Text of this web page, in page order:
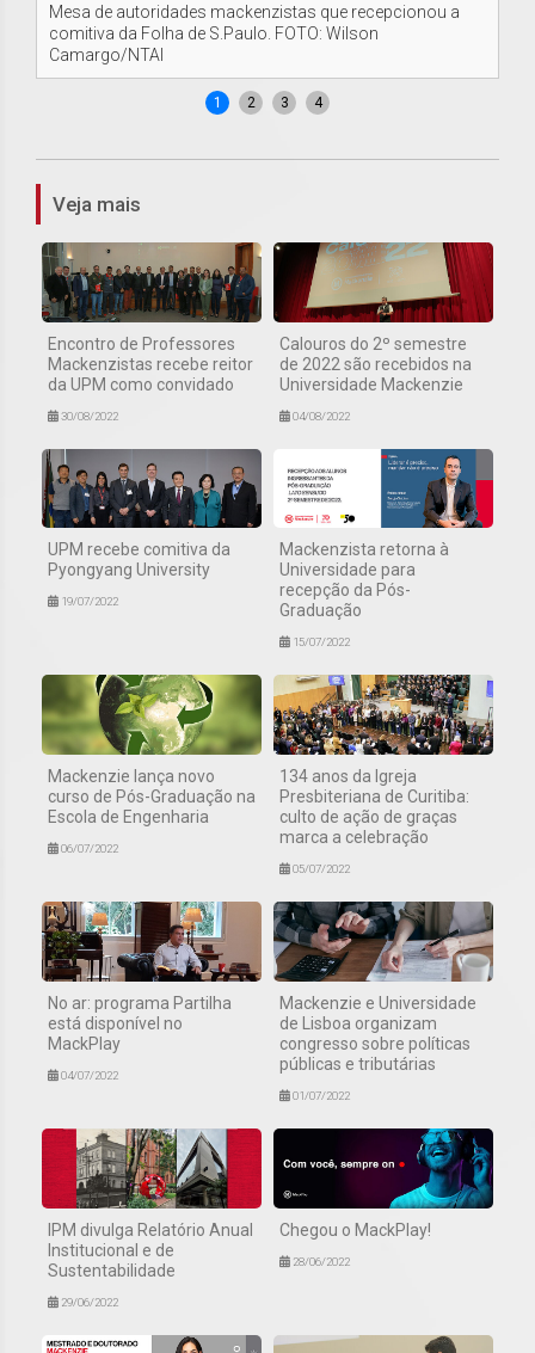
Mesa de autoridades mackenzistas que recepcionou a
comitiva da Folha de S.Paulo. FOTO: Wilson
Camargo/NTAI
1 2 3 4
Veja mais
Encontro de Professores
Mackenzistas recebe reitor
da UPM como convidado
30/08/2022
Calouros do 2º semestre
de 2022 são recebidos na
Universidade Mackenzie
04/08/2022
UPM recebe comitiva da
Pyongyang University
19/07/2022
Mackenzista retorna à
Universidade para
recepção da Pós-
Graduação
15/07/2022
Mackenzie lança novo
curso de Pós-Graduação na
Escola de Engenharia
06/07/2022
134 anos da Igreja
Presbiteriana de Curitiba:
culto de ação de graças
marca a celebração
05/07/2022
No ar: programa Partilha
está disponível no
MackPlay
04/07/2022
Mackenzie e Universidade
de Lisboa organizam
congresso sobre políticas
públicas e tributárias
01/07/2022
IPM divulga Relatório Anual
Institucional e de
Sustentabilidade
29/06/2022
Chegou o MackPlay!
28/06/2022